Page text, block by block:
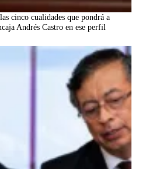
cinco cualidades que pondrá a
Andrés Castro en ese perfil